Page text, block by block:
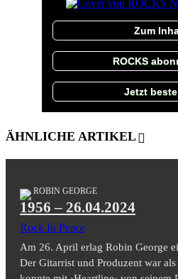
Zum
ROCKS
Jetzt
ÄHNLICHE ARTIKEL
ROBIN GEORGE
1956 – 26.04.2024
Rock In Peace
Am 26. April erlag Robin George
Der Gitarrist und Produzent war